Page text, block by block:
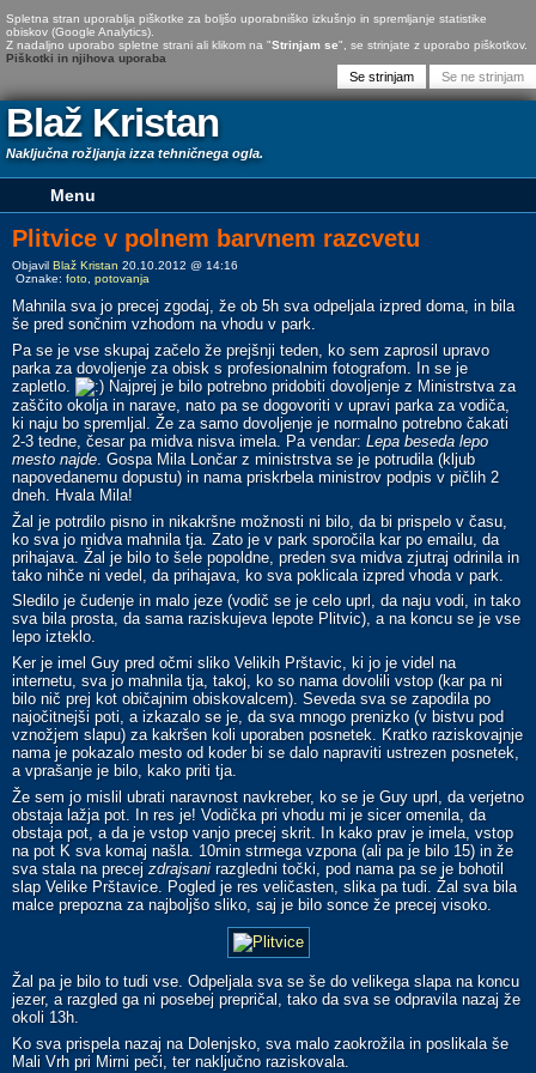
Spletna stran uporablja piškotke za boljšo uporabniško izkušnjo in spremljanje statistike
obiskov (Google Analytics).
Z nadaljno uporabo spletne strani ali klikom na "Strinjam se", se strinjate z uporabo piškotkov.
Piškotki in njihova uporaba
Blaž Kristan
Naključna rožljanja izza tehničnega ogla.
Plitvice v polnem barvnem razcvetu
Objavil Blaž Kristan 20.10.2012 @ 14:16
Oznake: foto, potovanja
Mahnila sva jo precej zgodaj, že ob 5h sva odpeljala izpred doma, in bila
še pred sončnim vzhodom na vhodu v park.
Pa se je vse skupaj začelo že prejšnji teden, ko sem zaprosil upravo
parka za dovoljenje za obisk s profesionalnim fotografom. In se je
zapletlo.
Najprej je bilo potrebno pridobiti dovoljenje z Ministrstva za
zaščito okolja in narave, nato pa se dogovoriti v upravi parka za vodiča,
ki naju bo spremljal. Že za samo dovoljenje je normalno potrebno čakati
2-3 tedne, česar pa midva nisva imela. Pa vendar: Lepa beseda lepo
mesto najde. Gospa Mila Lončar z ministrstva se je potrudila (kljub
napovedanemu dopustu) in nama priskrbela ministrov podpis v pičlih 2
dneh. Hvala Mila!
Žal je potrdilo pisno in nikakršne možnosti ni bilo, da bi prispelo v času,
ko sva jo midva mahnila tja. Zato je v park sporočila kar po emailu, da
prihajava. Žal je bilo to šele popoldne, preden sva midva zjutraj odrinila in
tako nihče ni vedel, da prihajava, ko sva poklicala izpred vhoda v park.
Sledilo je čudenje in malo jeze (vodič se je celo uprl, da naju vodi, in tako
sva bila prosta, da sama raziskujeva lepote Plitvic), a na koncu se je vse
lepo izteklo.
Ker je imel Guy pred očmi sliko Velikih Prštavic, ki jo je videl na
internetu, sva jo mahnila tja, takoj, ko so nama dovolili vstop (kar pa ni
bilo nič prej kot običajnim obiskovalcem). Seveda sva se zapodila po
najočitnejši poti, a izkazalo se je, da sva mnogo prenizko (v bistvu pod
vznožjem slapu) za kakršen koli uporaben posnetek. Kratko raziskovajnje
nama je pokazalo mesto od koder bi se dalo napraviti ustrezen posnetek,
a vprašanje je bilo, kako priti tja.
Že sem jo mislil ubrati naravnost navkreber, ko se je Guy uprl, da verjetno
obstaja lažja pot. In res je! Vodička pri vhodu mi je sicer omenila, da
obstaja pot, a da je vstop vanjo precej skrit. In kako prav je imela, vstop
na pot K sva komaj našla. 10min strmega vzpona (ali pa je bilo 15) in že
sva stala na precej zdrajsanirazgledni točki, pod nama pa se je bohotil
slap Velike Prštavice. Pogled je res veličasten, slika pa tudi. Žal sva bila
malce prepozna za najboljšo sliko, saj je bilo sonce že precej visoko.
Žal pa je bilo to tudi vse. Odpeljala sva se še do velikega slapa na koncu
jezer, a razgled ga ni posebej prepričal, tako da sva se odpravila nazaj že
okoli 13h.
Ko sva prispela nazaj na Dolenjsko, sva malo zaokrožila in poslikala še
Mali Vrh pri Mirni peči, ter naključno raziskovala.